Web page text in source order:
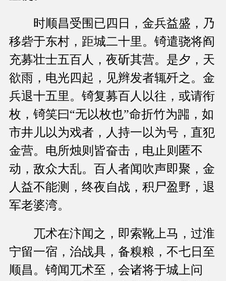
时顺昌受围已四日，金兵益盛，乃
移砦于东村，距城二十里。锜遣骁将阎
充募壮士五百人，夜斫其营。是夕，天
欲雨，电光四起，见辫发者辄歼之。金
兵退十五里。锜复募百人以往，或请衔
枚，锜笑曰“无以枚也”命折竹为嘂，如
市井儿以为戏者，人持一以为号，直犯
金营。电所烛则皆奋击，电止则匿不
动，敌众大乱。百人者闻吹声即聚，金
人益不能测，终夜自战，积尸盈野，退
军老婆湾。
兀术在汴闻之，即索靴上马，过淮
宁留一宿，治战具，备糗粮，不七日至
顺昌。锜闻兀术至，会诸将于城上问